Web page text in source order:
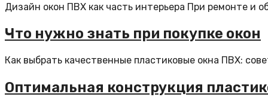
Дизайн окон ПВХ как часть интерьера При ремонте и
Что нужно знать при покупке окон
Как выбрать качественные пластиковые окна ПВХ:
Оптимальная конструкция